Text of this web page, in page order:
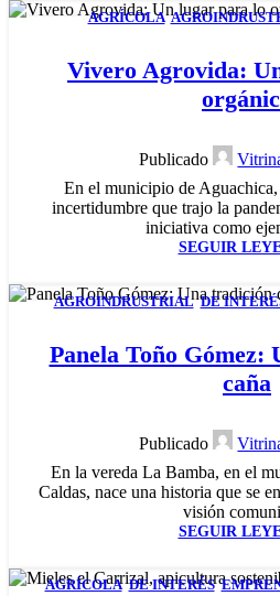
AGRÍCOLA,
Vivero Agrovida:
Publicado
En el municipio de Aguachica,
incertidumbre que trajo la
iniciativa como
SEGUIR
AGROINDRUSTRIAL,DE
Panela Toño Gómez:
caña
Publicado
En la vereda La Bamba, en el
Caldas, nace una historia que se
visión
SEGUIR
AGRÍCOLA,DE INTERÉS,